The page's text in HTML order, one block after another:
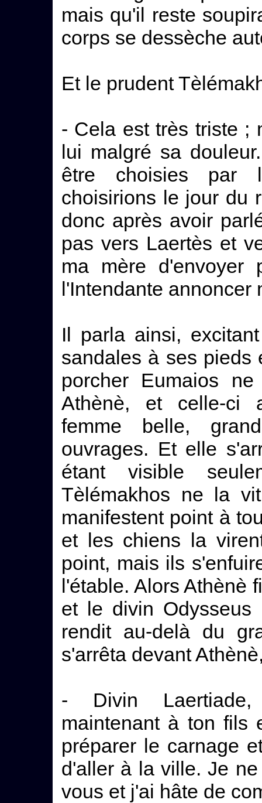
mais qu'il reste
corps se dessèche
Et le prudent
- Cela est très triste ;
lui malgré sa
être choisies par
choisirions le jour du
donc après avoir
pas vers Laertès et
ma mère d'envoyer
l'Intendante annoncer
Il parla ainsi,
sandales à ses pieds
porcher Eumaios
Athènè, et celle-ci
femme belle,
ouvrages. Et elle
étant visible
Tèlémakhos ne la
manifestent point à
et les chiens la
point, mais ils
l'étable. Alors Athènè
et le divin
rendit au-delà du
s'arrêta devant
- Divin
maintenant à ton fils
préparer le carnage
d'aller à la ville. Je
vous et j'ai hâte de